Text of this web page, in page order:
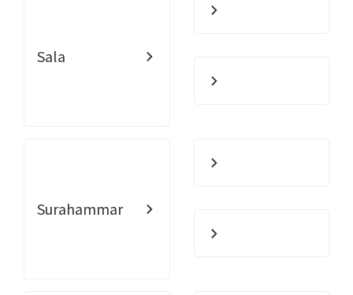
Sala
Surahammar